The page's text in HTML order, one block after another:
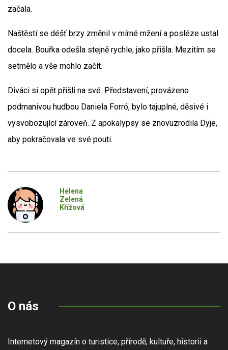
začala.
Naštěstí se déšť brzy změnil v mírné mžení a posléze ustal
docela. Bouřka odešla stejně rychle, jako přišla. Mezitím se
setmělo a vše mohlo začít.
Diváci si opět přišli na své. Představení, provázeno
podmanivou hudbou Daniela Forró, bylo tajuplné, děsivé i
vysvobozující zároveň. Z apokalypsy se znovuzrodila Dyje,
aby pokračovala ve své pouti.
Helena
Zelená
Křížová
O nás
Internetový magazín o turistice, přírodě, kultuře, historii a